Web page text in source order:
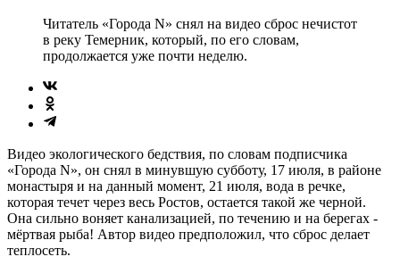
Читатель «Города N» снял на видео сброс нечистот
в реку Темерник, который, по его словам,
продолжается уже почти неделю.
Видео экологического бедствия, по словам подписчика
«Города N», он снял в минувшую субботу, 17 июля, в районе
монастыря и на данный момент, 21 июля, вода в речке,
которая течет через весь Ростов, остается такой же черной.
Она сильно воняет канализацией, по течению и на берегах -
мёртвая рыба! Автор видео предположил, что сброс делает
теплосеть.